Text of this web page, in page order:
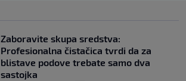
SK|prije 2 h
Zaboravite skupa sredstva:
Profesionalna čistačica tvrdi da za
blistave podove trebate samo dva
sastojka